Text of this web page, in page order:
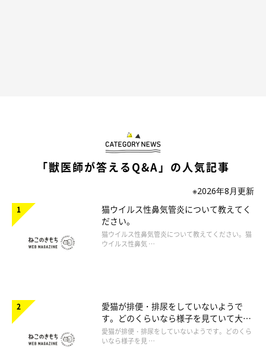
「獣医師が答えるQ&A」の人気記事
※2026年8月更新
猫ウイルス性鼻気管炎について教えてく
ださい。
猫ウイルス性鼻気管炎について教えてください。猫
ウイルス性鼻気 …
愛猫が排便・排尿をしていないようで
す。どのくらいなら様子を見ていて大丈
夫ですか。
愛猫が排便・排尿をしていないようです。どのくら
いなら様子を見 …